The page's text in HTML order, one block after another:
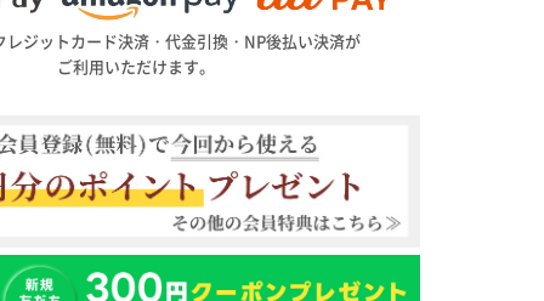
レジットカード決済・代金引換・NP後払い決済が
ご利用いただけます。